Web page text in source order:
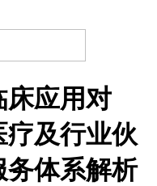
床应用对
疗及行业伙
体系解析